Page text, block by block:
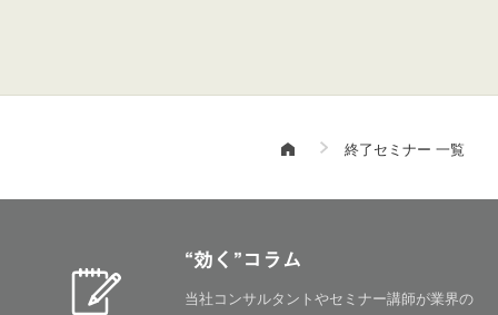
終了セミナー 一覧
“効く”コラム
当社コンサルタントやセミナー講師が業界の